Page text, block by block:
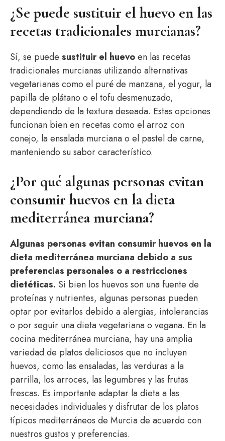
¿Se puede sustituir el huevo en las
recetas tradicionales murcianas?
Sí, se puede sustituir el huevoen las recetas
tradicionales murcianas utilizando alternativas
vegetarianas como el puré de manzana, el yogur, la
papilla de plátano o el tofu desmenuzado,
dependiendo de la textura deseada. Estas opciones
funcionan bien en recetas como el arroz con
conejo, la ensalada murciana o el pastel de carne,
manteniendo su sabor característico.
¿Por qué algunas personas evitan
consumir huevos en la dieta
mediterránea murciana?
Algunas personas evitan consumir huevos en la
dieta mediterránea murciana debido a sus
preferencias personales o a restricciones
dietéticas. Si bien los huevos son una fuente de
proteínas y nutrientes, algunas personas pueden
optar por evitarlos debido a alergias, intolerancias
o por seguir una dieta vegetariana o vegana. En la
cocina mediterránea murciana, hay una amplia
variedad de platos deliciosos que no incluyen
huevos, como las ensaladas, las verduras a la
parrilla, los arroces, las legumbres y las frutas
frescas. Es importante adaptar la dieta a las
necesidades individuales y disfrutar de los platos
típicos mediterráneos de Murcia de acuerdo con
nuestros gustos y preferencias.